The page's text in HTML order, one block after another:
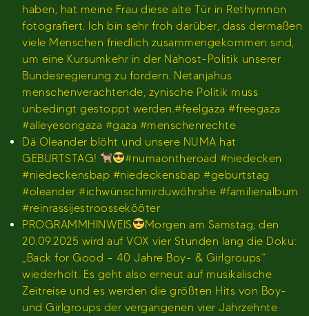
haben, hat meine Frau diese alte Tür in Rethymnon
fotografiert. Ich bin sehr froh darüber, dass dermaßen
viele Menschen friedlich zusammengekommen sind,
um eine Kursumkehr in der Nahost-Politik unserer
Bundesregierung zu fordern. Netanjahus
menschenverachtende, zynische Politik muss
unbedingt gestoppt werden.#feelgaza #freegaza
#alleyesongaza #gaza #menschenrechte
Dä Oleander blöht und unsere NUMA hat
GEBURTSTAG!
#numaontheroad #niedecken
#niedeckensbap #niedeckensbap #geburtstag
#oleander #ichwünschmirduwöhrshe #familienalbum
#reinrassijestroossekööter
PROGRAMMHINWEIS
Morgen am Samstag, den
20.09.2025 wird auf VOX vier Stunden lang die Doku:
„Back for Good – 40 Jahre Boy- & Girlgroups“
wiederholt. Es geht also erneut auf musikalische
Zeitreise und es werden die größten Hits von Boy-
und Girlgroups der vergangenen vier Jahrzehnte